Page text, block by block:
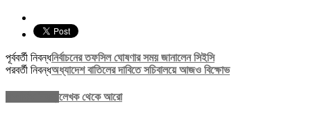
পূর্ববর্তী নিবন্ধনির্বাচনের তফসিল ঘোষণার সময় জানালেন সিইসি
পরবর্তী নিবন্ধঅধ্যাদেশ বাতিলের দাবিতে সচিবালয়ে আজও বিক্ষোভ
লেখক থেকে আরো